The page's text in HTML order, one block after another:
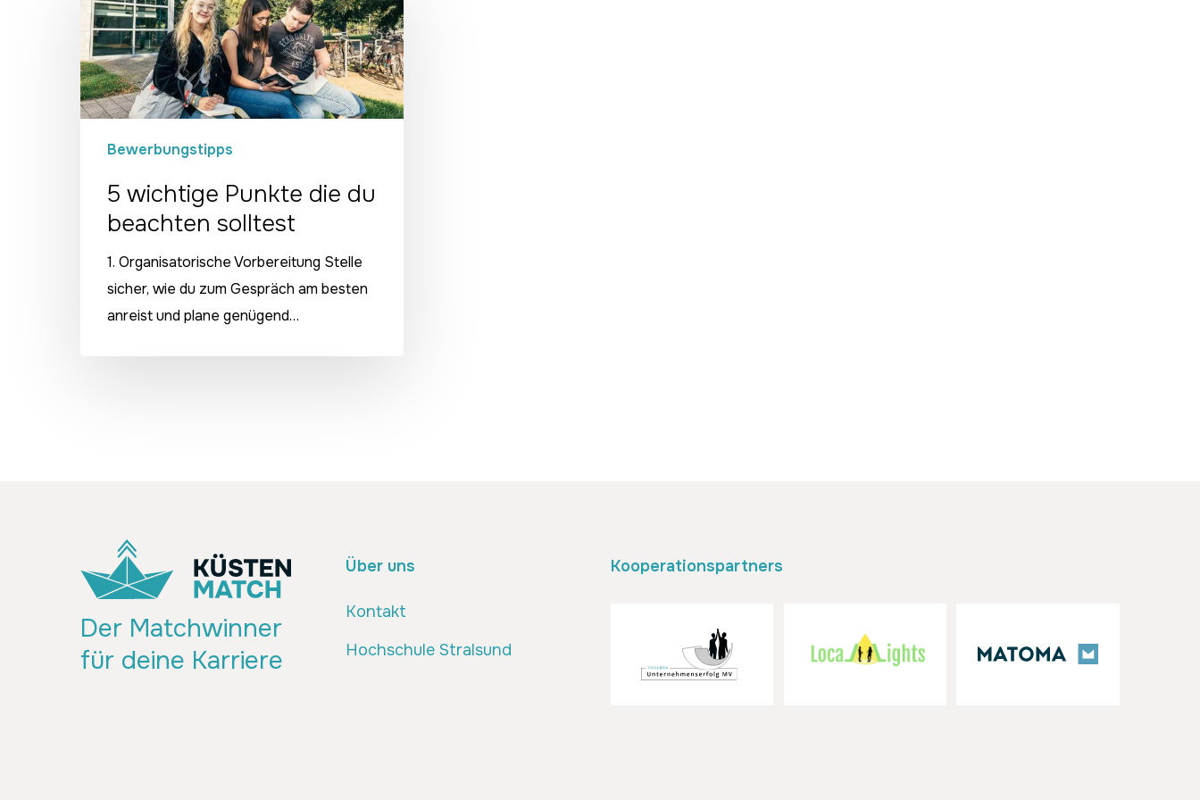
wichtige
Punkte
die
du
beachten
solltest
Bewerbungstipps
5 wichtige Punkte die du
beachten solltest
1. Organisatorische Vorbereitung Stelle
sicher, wie du zum Gespräch am besten
anreist und plane genügend…
Der Matchwinner
für deine Karriere
Über uns
Kontakt
Hochschule Stralsund
Kooperationspartners